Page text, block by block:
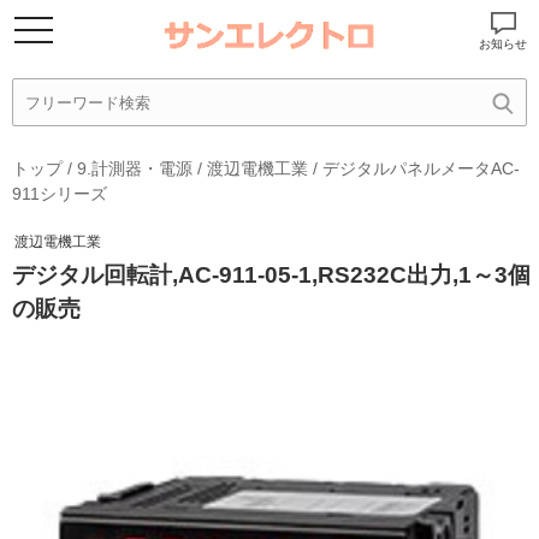
お知らせ
トップ/ 9.計測器・電源 / 渡辺電機工業 / デジタルパネルメータAC-
911シリーズ
渡辺電機工業
デジタル回転計,AC-911-05-1,RS232C出力,1～3個
の販売